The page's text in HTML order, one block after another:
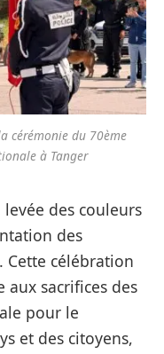
cérémonie du 70ème
à Tanger
des couleurs
des
Cette célébration
sacrifices des
pour le
et des citoyens,